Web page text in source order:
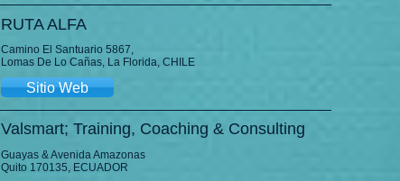
RUTA ALFA
Camino El Santuario 5867,
Lomas De Lo Cañas, La Florida, CHILE
Sitio Web
Valsmart; Training, Coaching & Consulting
Guayas & Avenida Amazonas
Quito 170135, ECUADOR